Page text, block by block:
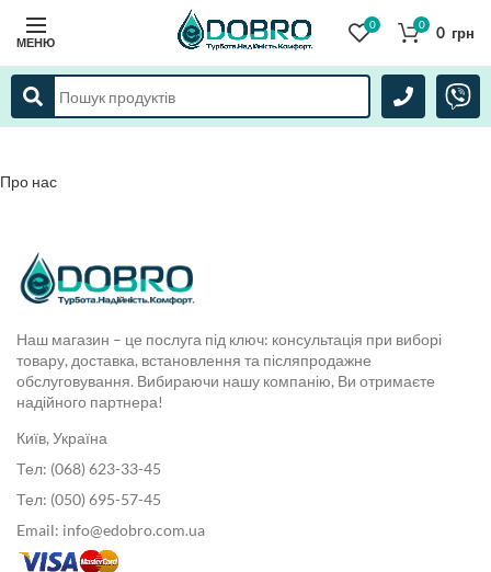
МЕНЮ
0 0 0 грн
Про нас
Наш магазин – це послуга під ключ: консультація при виборі
товару, доставка, встановлення та післяпродажне
обслуговування. Вибираючи нашу компанію, Ви отримаєте
надійного партнера!
Київ, Україна
Тел: (068) 623-33-45
Тел: (050) 695-57-45
Email: info@edobro.com.ua